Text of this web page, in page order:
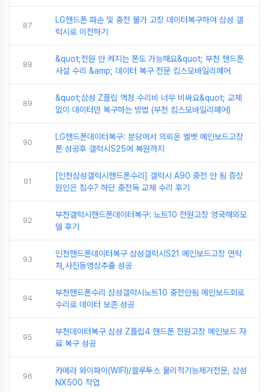
87
LG핸드폰 파손 및 충전 불가 고장 데이터복구하여 삼성 갤
럭시로 이전하기
88
&quot;전원 안 켜지는 폰도 가능해요&quot; 부천 핸드폰
사설 수리 &amp; 데이터 복구 전문 킴스모바일리페어
89
&quot;삼성 Z플립 액정 수리비 너무 비싸요&quot; 교체
없이 데이터만 복구하는 방법 (부천 킴스모바일리페어)
90
LG핸드폰데이터복구: 분당에서 의뢰온 벨벳 메인보드고장
폰 성공후 갤럭시S25에 복원까지
91
[인천삼성갤럭시핸드폰수리] 갤럭시 A90 충전 안 됨 증상
원인은 침수? 하단 충전독 교체 수리 후기
92
부천갤럭시핸드폰데이터복구: 노트10 전원고장 영국해외모
델 후기
93
인천핸드폰데이터복구 삼성갤럭시S21 메인보드고장 연락
처,사진동영상추출 성공
94
부천핸드폰수리 삼성갤럭시노트10 충전안됨 메인보드회로
수리로 데이터 보존 성공
95
부천데이터복구 삼성 Z플립4 핸드폰 전원고장 메인보드 자
료 복구 성공
96
카메라 와이파이(WIFI)/블루투스 물리적기능제거전문, 삼성
NX500 작업